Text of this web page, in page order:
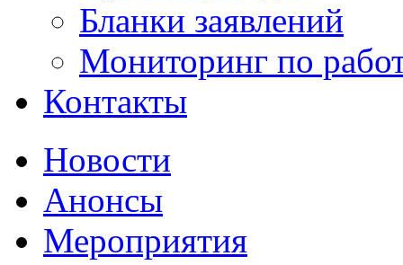
Бланки заявлений
Мониторинг по
Контакты
Новости
Анонсы
Мероприятия